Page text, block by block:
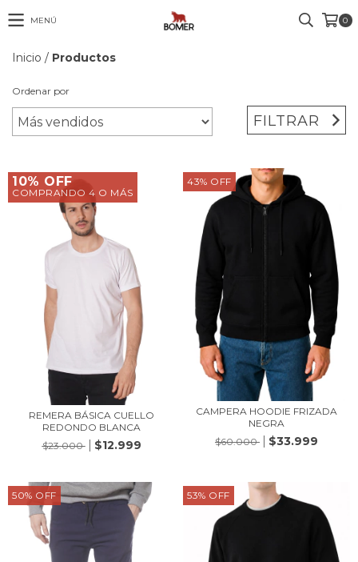
MENÚ 0
Inicio / Productos
Ordenar por
FILTRAR
10% OFF
COMPRANDO 4 O MÁS
REMERA BÁSICA CUELLO
REDONDO BLANCA
$23.000
$12.999
43% OFF
CAMPERA HOODIE FRIZADA
NEGRA
$60.000
$33.999
50% OFF 53% OFF